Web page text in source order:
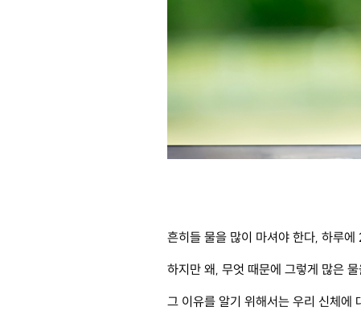
흔히들 물을 많이 마셔야 한다, 하루
하지만 왜, 무엇 때문에 그렇게 많은
그 이유를 알기 위해서는 우리 신체에